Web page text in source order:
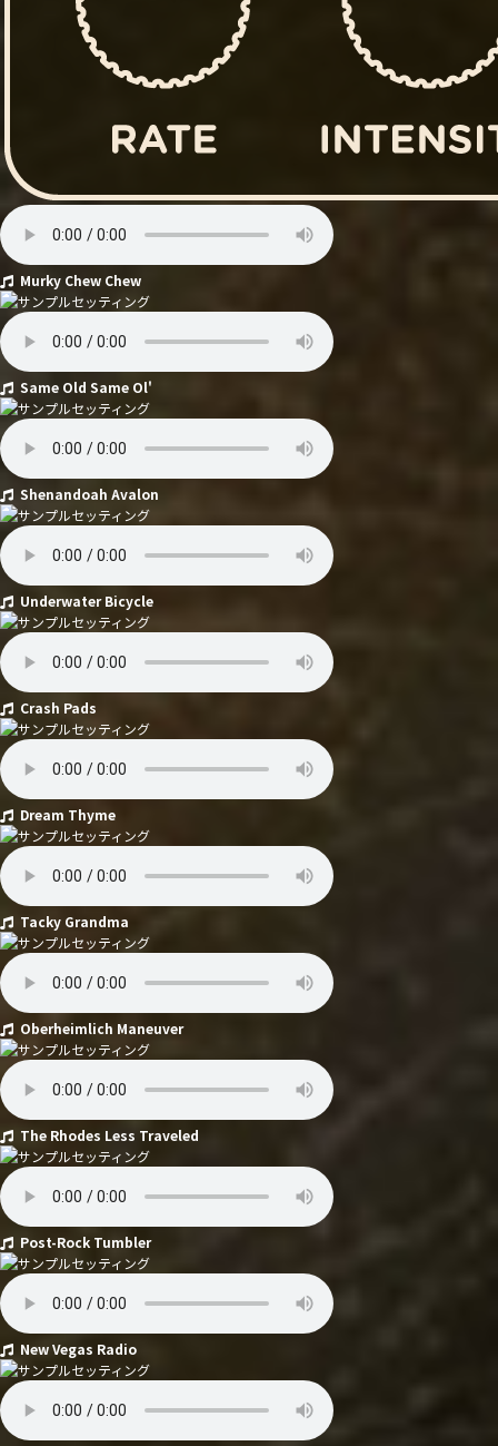
Murky Chew Chew
Same Old Same Ol'
Shenandoah Avalon
Underwater Bicycle
Crash Pads
Dream Thyme
Tacky Grandma
Oberheimlich Maneuver
The Rhodes Less Traveled
Post-Rock Tumbler
New Vegas Radio